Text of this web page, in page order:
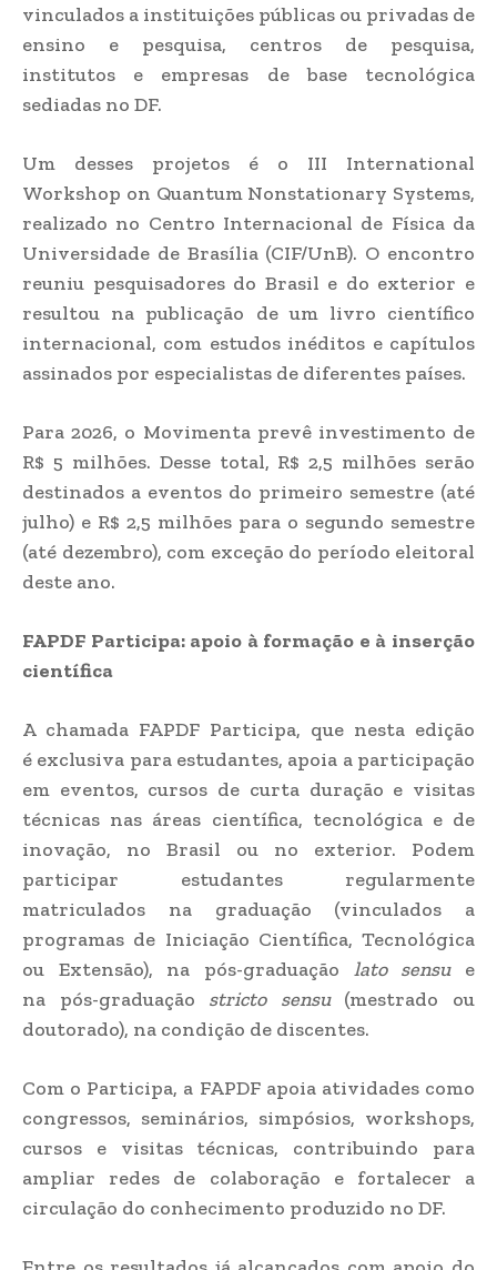
vinculados a instituições públicas ou privadas de
ensino e pesquisa, centros de pesquisa,
institutos e empresas de base tecnológica
sediadas no DF.
Um desses projetos é o III International
Workshop on Quantum Nonstationary Systems,
realizado no Centro Internacional de Física da
Universidade de Brasília (CIF/UnB). O encontro
reuniu pesquisadores do Brasil e do exterior e
resultou na publicação de um livro científico
internacional, com estudos inéditos e capítulos
assinados por especialistas de diferentes países.
Para 2026, o Movimenta prevê investimento de
R$ 5 milhões. Desse total, R$ 2,5 milhões serão
destinados a eventos do primeiro semestre (até
julho) e R$ 2,5 milhões para o segundo semestre
(até dezembro), com exceção do período eleitoral
deste ano.
FAPDF Participa: apoio à formação e à inserção
científica
A chamada FAPDF Participa, que nesta edição
é exclusiva para estudantes, apoia a participação
em eventos, cursos de curta duração e visitas
técnicas nas áreas científica, tecnológica e de
inovação, no Brasil ou no exterior. Podem
participar estudantes regularmente
matriculados na graduação (vinculados a
programas de Iniciação Científica, Tecnológica
ou Extensão), na pós-graduação lato sensue
na pós-graduação stricto sensu(mestrado ou
doutorado), na condição de discentes.
Com o Participa, a FAPDF apoia atividades como
congressos, seminários, simpósios, workshops,
cursos e visitas técnicas, contribuindo para
ampliar redes de colaboração e fortalecer a
circulação do conhecimento produzido no DF.